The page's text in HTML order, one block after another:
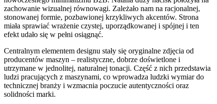
zachowanie wizualnej równowagi. Zależało nam na racjonalnej,
stonowanej formie, pozbawionej krzykliwych akcentów. Strona
miała sprawiać wrażenie czystej, uporządkowanej i spójnej i ten
efekt udało się w pełni osiągnąć.
Centralnym elementem designu stały się oryginalne zdjęcia od
producentów maszyn – realistyczne, dobrze doświetlone i
utrzymane w jednolitej, naturalnej tonacji. Część z nich przedstawia
ludzi pracujących z maszynami, co wprowadza ludzki wymiar do
technicznej branży i wzmacnia poczucie autentyczności oraz
solidności marki.